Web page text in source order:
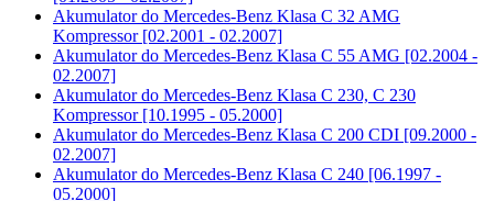
Akumulator do Mercedes-Benz Klasa C 32 AMG
Kompressor [02.2001 - 02.2007]
Akumulator do Mercedes-Benz Klasa C 55 AMG [02.2004 -
02.2007]
Akumulator do Mercedes-Benz Klasa C 230, C 230
Kompressor [10.1995 - 05.2000]
Akumulator do Mercedes-Benz Klasa C 200 CDI [09.2000 -
02.2007]
Akumulator do Mercedes-Benz Klasa C 240 [06.1997 -
05.2000]